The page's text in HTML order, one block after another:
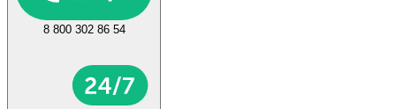
8 800 302 86 54